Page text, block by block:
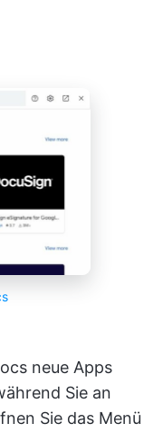
neue Apps
Sie an
Sie das Menü